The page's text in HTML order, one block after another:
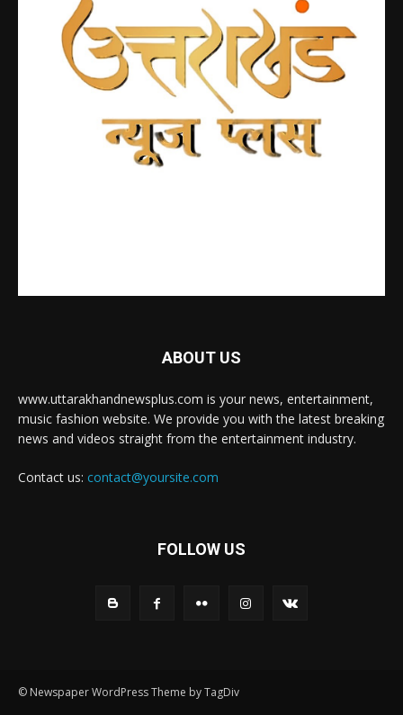
ABOUT US
www.uttarakhandnewsplus.com is your news, entertainment,
music fashion website. We provide you with the latest breaking
news and videos straight from the entertainment industry.
Contact us: contact@yoursite.com
FOLLOW US
© Newspaper WordPress Theme by TagDiv